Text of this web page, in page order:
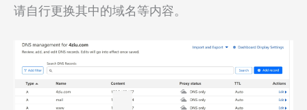
请自行更换其中的域名等内容。